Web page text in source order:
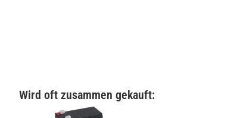
Wird oft zusammen gekauft: